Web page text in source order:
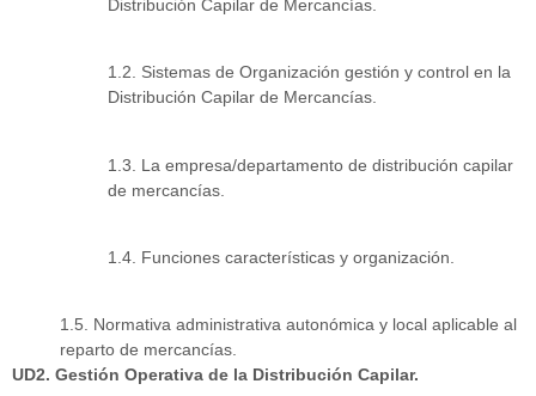
Distribución Capilar de Mercancías.
1.2. Sistemas de Organización gestión y control en la
Distribución Capilar de Mercancías.
1.3. La empresa/departamento de distribución capilar
de mercancías.
1.4. Funciones características y organización.
1.5. Normativa administrativa autonómica y local aplicable al
reparto de mercancías.
UD2. Gestión Operativa de la Distribución Capilar.